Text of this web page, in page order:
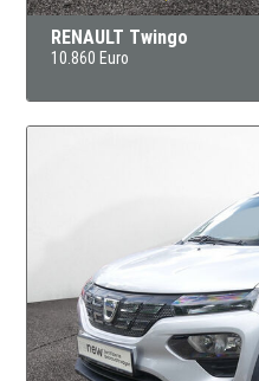
RENAULT Twingo
10.860 Euro